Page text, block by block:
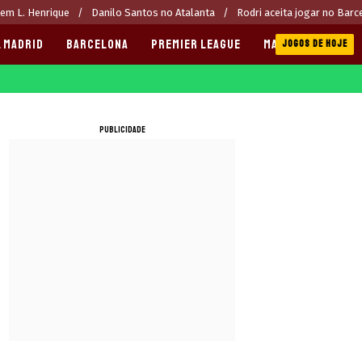
L. Henrique Danilo Santos no Atalanta Rodri aceita jogar no
MADRID BARCELONA PREMIER LEAGUE MANCHESTER CITY
JOGOS DE HOJE
PUBLICIDADE